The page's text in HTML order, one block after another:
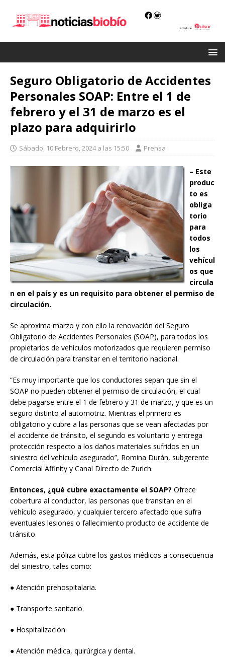
Seguro Obligatorio de Accidentes
Personales SOAP: Entre el 1 de
febrero y el 31 de marzo es el
plazo para adquirirlo
Sábado, 10 Febrero, 2024 a las 15:50 Prensa
– Este
produc
to es
obliga
torio
para
todos
los
vehícul
os que
circula
n en el país y es un requisito para obtener el permiso de
circulación.
Se aproxima marzo y con ello la renovación del Seguro
Obligatorio de Accidentes Personales (SOAP), para todos los
propietarios de vehículos motorizados que requieren permiso
de circulación para transitar en el territorio nacional.
“Es muy importante que los conductores sepan que sin el
SOAP no pueden obtener el permiso de circulación, el cual
debe pagarse entre el 1 de febrero y 31 de marzo, y que es un
seguro distinto al automotriz. Mientras el primero es
obligatorio y cubre a las personas que se vean afectadas por
el accidente de tránsito, el segundo es voluntario y entrega
protección respecto a los daños materiales sufridos en un
siniestro del vehículo asegurado”, Romina Durán, subgerente
Comercial Affinity y Canal Directo de Zurich.
Entonces, ¿qué cubre exactamente el SOAP? Ofrece
cobertura al conductor, las personas que transitan en el
vehículo asegurado, y cualquier tercero afectado que sufra
eventuales lesiones o fallecimiento producto de accidente de
tránsito.
Además, esta póliza cubre los gastos médicos a consecuencia
del siniestro, tales como:
● Atención prehospitalaria.
● Transporte sanitario.
● Hospitalización.
● Atención médica, quirúrgica y dental.